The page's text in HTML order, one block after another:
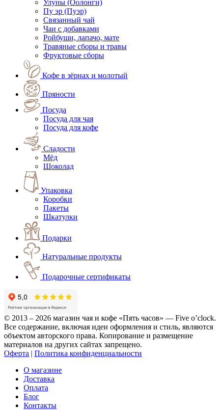
Улуны (Оолонги)
Пу эр (Пуэр)
Связанный чай
Чаи с добавками
Ройбуши, лапачо, мате
Травяные сборы и травы
Фруктовые сборы
Кофе в зёрнах и молотый
Пряности
Посуда
Посуда для чая
Посуда для кофе
Сладости
Мёд
Шоколад
Упаковка
Коробки
Пакеты
Шкатулки
Подарки
Натуральные продукты
Подарочные сертификаты
© 2013 – 2026 магазин чая и кофе «Пять часов» — Five o’clock.
Все содержание, включая идеи оформления и стиль, являются
объектом авторского права. Копирование и размещение
материалов на других сайтах запрещено.
Оферта | Политика конфиденциальности
О магазине
Доставка
Оплата
Блог
Контакты